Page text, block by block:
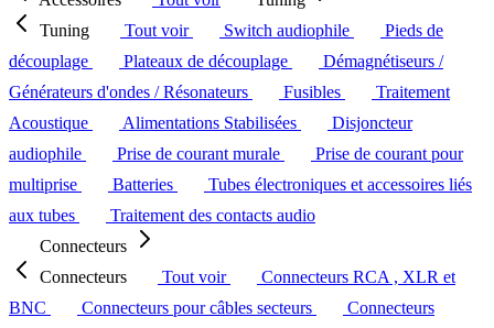
Tuning
Tout voir Switch audiophile
Pieds de
découplage
Plateaux de découplage
Démagnétiseurs /
Générateurs d'ondes / Résonateurs
Fusibles
Traitement
Acoustique
Alimentations Stabilisées
Disjoncteur
audiophile
Prise de courant murale
Prise de courant pour
multiprise
Batteries
Tubes électroniques et accessoires liés
aux tubes
Traitement des contacts audio
Connecteurs
Connecteurs
Tout voir
Connecteurs RCA , XLR et
BNC
Connecteurs pour câbles secteurs
Connecteurs